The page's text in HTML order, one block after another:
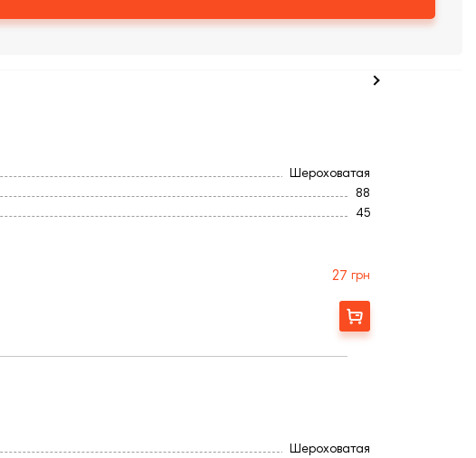
Шероховатая
88
45
20,0
Коричневый
Гладка
27 грн
Замовити
Шероховатая